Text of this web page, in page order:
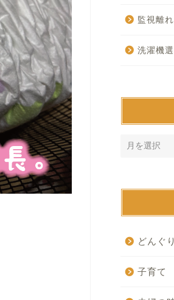
監視離れ
洗濯機選
どんぐ
子育て